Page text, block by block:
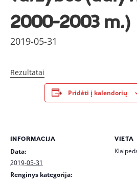
2000-2003 m.)
2019-05-31
Rezultatai
Pridėti į kalendorių
INFORMACIJA
Data:
2019-05-31
Renginys kategorija:
VIETA